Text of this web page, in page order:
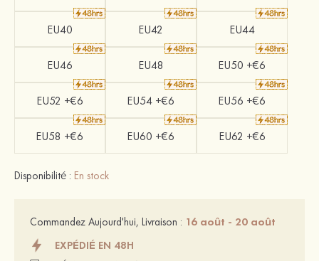
EU40 EU42 EU44
EU46 EU48 EU50 +€6
EU52 +€6 EU54 +€6 EU56 +€6
EU58 +€6 EU60 +€6 EU62 +€6
Disponibilité : En stock
Commandez Aujourd'hui, Livraison : 16 août - 20 août
EXPÉDIÉ EN 48H